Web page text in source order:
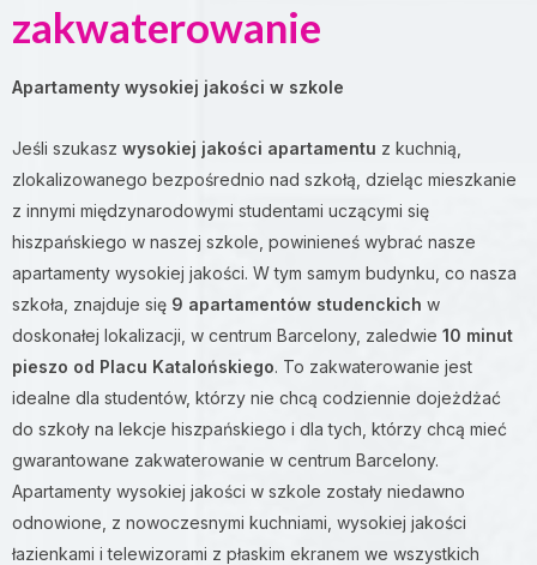
zakwaterowanie
Apartamenty wysokiej jakości w szkole
Jeśli szukasz wysokiej jakości apartamentu z kuchnią,
zlokalizowanego bezpośrednio nad szkołą, dzieląc mieszkanie
z innymi międzynarodowymi studentami uczącymi się
hiszpańskiego w naszej szkole, powinieneś wybrać nasze
apartamenty wysokiej jakości. W tym samym budynku, co nasza
szkoła, znajduje się 9 apartamentów studenckich w
doskonałej lokalizacji, w centrum Barcelony, zaledwie 10 minut
pieszo od Placu Katalońskiego. To zakwaterowanie jest
idealne dla studentów, którzy nie chcą codziennie dojeżdżać
do szkoły na lekcje hiszpańskiego i dla tych, którzy chcą mieć
gwarantowane zakwaterowanie w centrum Barcelony.
Apartamenty wysokiej jakości w szkole zostały niedawno
odnowione, z nowoczesnymi kuchniami, wysokiej jakości
łazienkami i telewizorami z płaskim ekranem we wszystkich